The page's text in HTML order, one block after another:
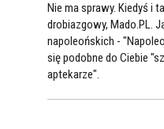
Nie ma sprawy. Kiedyś i
drobiazgowy, Mado.PL.
napoleońskich -
się podobne do Ciebie
aptekarze".